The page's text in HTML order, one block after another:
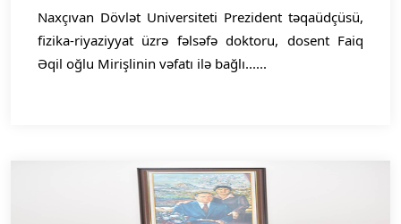
Naxçıvan Dövlət Universiteti Prezident təqaüdçüsü,
fizika-riyaziyyat üzrə fəlsəfə doktoru, dosent Faiq
Əqil oğlu Mirişlinin vəfatı ilə bağlı......